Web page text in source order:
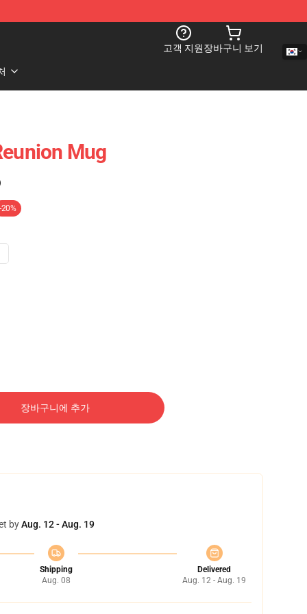
고객 지원장바구니 보기
Mug
-20%
장바구니에 추가
byAug. 12 - Aug. 19
Shipping
Aug. 08
Delivered
Aug. 12 - Aug. 19